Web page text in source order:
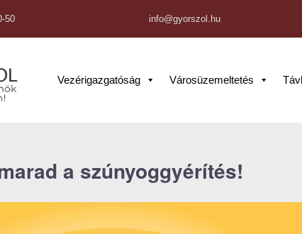
50 info@gyorszol.hu
Vezérigazgatóság Városüzemeltetés
a szúnyoggyérítés!